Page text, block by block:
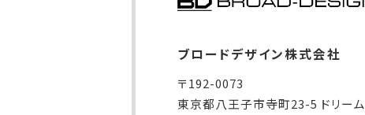
ブロードデザイン株式会社
〒192-0073
東京都八王子市寺町23-5 ドリー